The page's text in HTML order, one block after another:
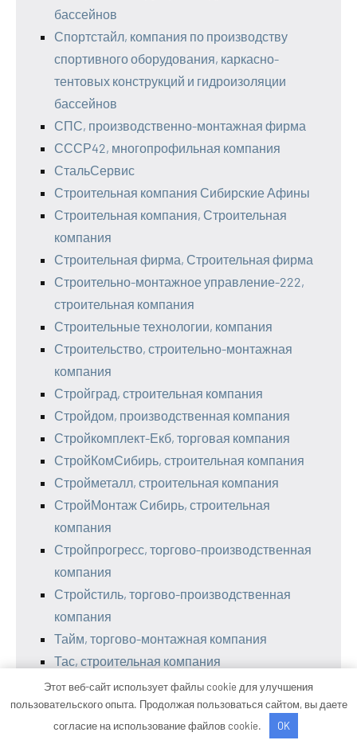
бассейнов
Спортстайл, компания по производству
спортивного оборудования, каркасно-
тентовых конструкций и гидроизоляции
бассейнов
СПС, производственно-монтажная фирма
СССР42, многопрофильная компания
СтальСервис
Строительная компания Сибирские Афины
Строительная компания, Строительная
компания
Строительная фирма, Строительная фирма
Строительно-монтажное управление-222,
строительная компания
Строительные технологии, компания
Строительство, строительно-монтажная
компания
Стройград, строительная компания
Стройдом, производственная компания
Стройкомплект-Екб, торговая компания
СтройКомСибирь, строительная компания
Стройметалл, строительная компания
СтройМонтаж Сибирь, строительная
компания
Стройпрогресс, торгово-производственная
компания
Стройстиль, торгово-производственная
компания
Тайм, торгово-монтажная компания
Тас, строительная компания
ТентПолог, производственная компания
Теплица 72, компания
Теплостройпроект-с
Этот веб-сайт использует файлы cookie для улучшения
пользовательского опыта. Продолжая пользоваться сайтом, вы даете
согласие на использование файлов cookie.
OK